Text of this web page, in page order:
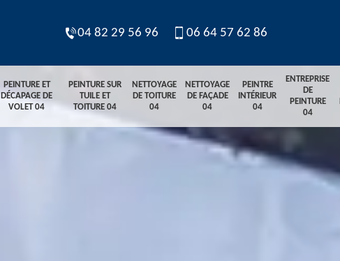
04 82 29 56 96 06 64 57 62 86
PEINTURE ET
DÉCAPAGE DE
VOLET 04
PEINTURE SUR
TUILE ET
TOITURE 04
NETTOYAGE
DE TOITURE
04
NETTOYAGE
DE FAÇADE
04
PEINTRE
INTÉRIEUR
04
ENTREPRISE
DE
PEINTURE
04